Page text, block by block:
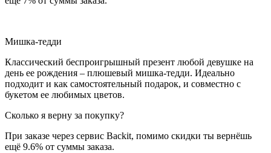
Мишка-тедди
Классический беспроигрышный презент любой девушке на
день ее рождения – плюшевый мишка-тедди. Идеально
подходит и как самостоятельный подарок, и совместно с
букетом ее любимых цветов.
Сколько я верну за покупку?
При заказе через сервис Backit, помимо скидки ты вернёшь
ещё 9.6% от суммы заказа.